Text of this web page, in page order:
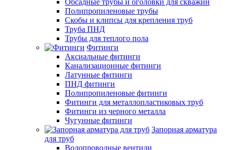
Обсадные трубы и оголовки для скважин
Полипропиленовые трубы
Скобы и клипсы для крепления труб
Труба ПНД
Трубы для теплого пола
Фитинги
Аксиальные фитинги
Канализационные фитинги
Латунные фитинги
ПНД фитинги
Полипропиленовые фитинги
Фитинги для металлопластиковых труб
Фитинги из черного металла
Чугунные фитинги
Запорная арматура
для труб
Водопроводные вентили